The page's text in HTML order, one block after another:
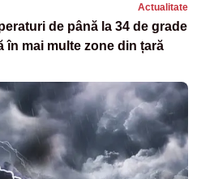
Actualitate
de până la 34 de grade
mai multe zone din țară